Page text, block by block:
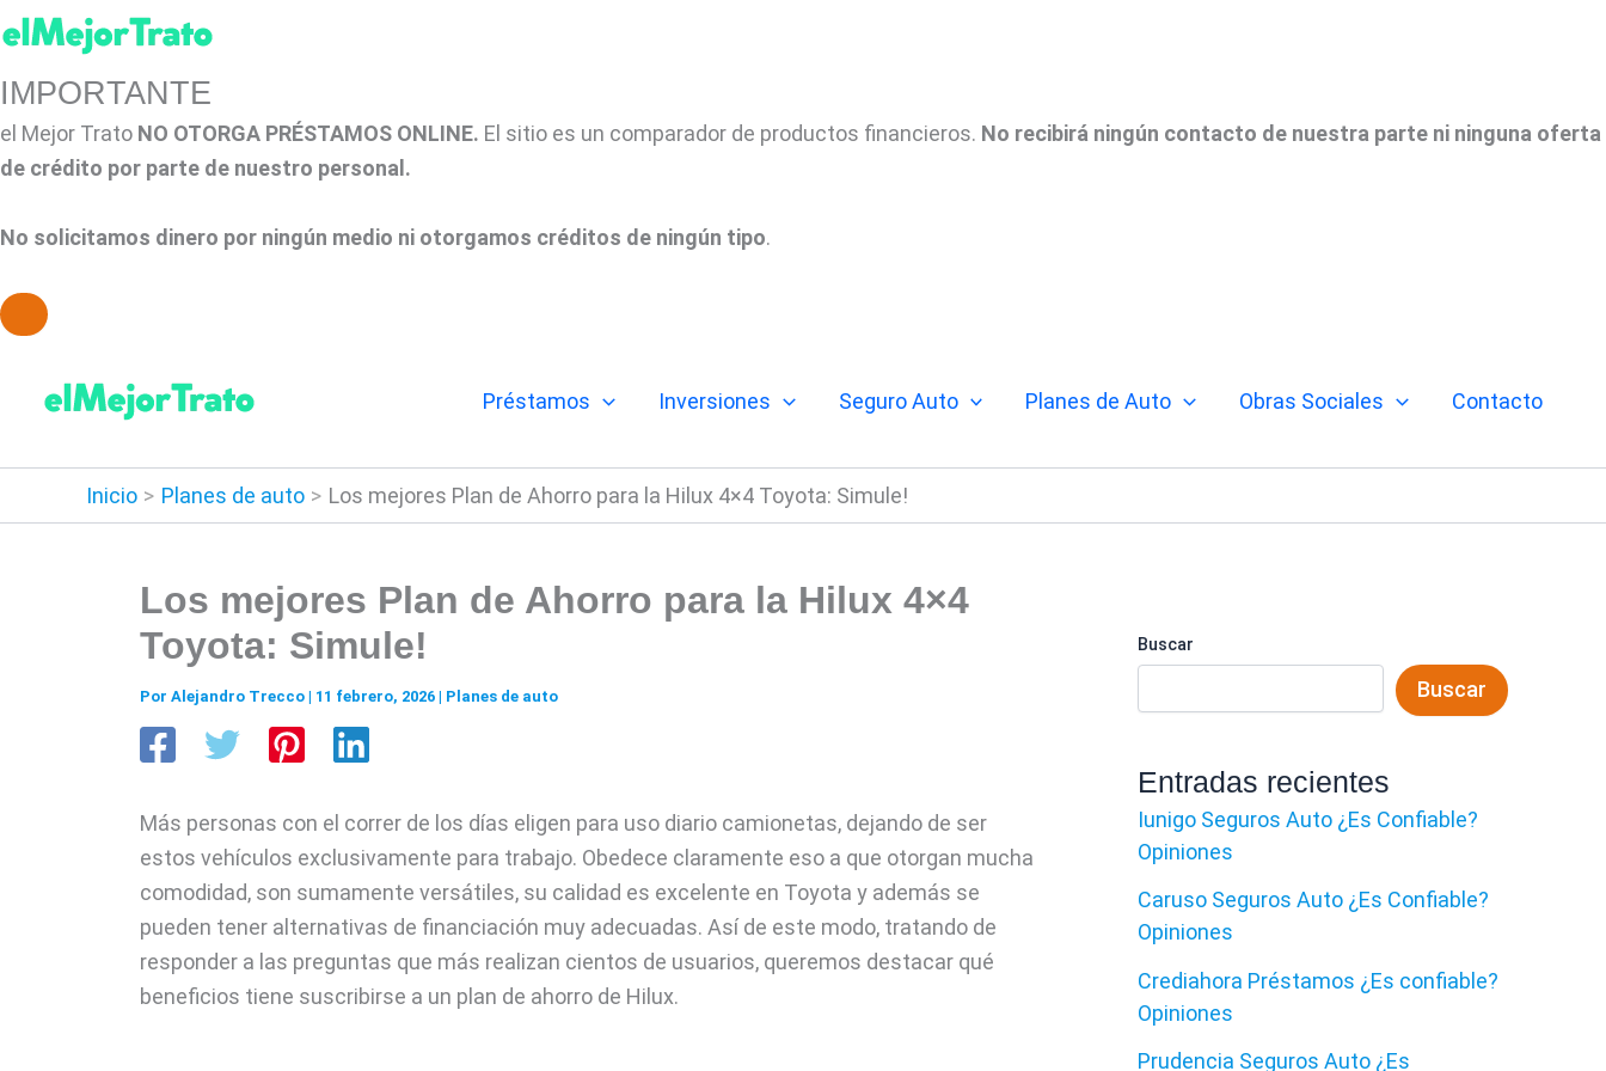
IMPORTANTE
el Mejor Trato NO OTORGA PRÉSTAMOS ONLINE. El sitio es un comparador de productos financieros. No recibirá ningún contacto de nuestra parte ni ninguna oferta
de crédito por parte de nuestro personal.
No solicitamos dinero por ningún medio ni otorgamos créditos de ningún tipo.
contenido
Préstamos Inversiones Seguro Auto Planes de Auto Obras Sociales Contacto
Inicio Planes de auto Los mejores Plan de Ahorro para la Hilux 4×4 Toyota: Simule!
Los mejores Plan de Ahorro para la Hilux 4×4
Toyota: Simule!
Por Alejandro Trecco | 11 febrero, 2026 | Planes de auto
Más personas con el correr de los días eligen para uso diario camionetas, dejando de ser
estos vehículos exclusivamente para trabajo. Obedece claramente eso a que otorgan mucha
comodidad, son sumamente versátiles, su calidad es excelente en Toyota y además se
pueden tener alternativas de financiación muy adecuadas. Así de este modo, tratando de
responder a las preguntas que más realizan cientos de usuarios, queremos destacar qué
beneficios tiene suscribirse a un plan de ahorro de Hilux.
Buscar
Buscar
Entradas recientes
Iunigo Seguros Auto ¿Es Confiable?
Opiniones
Caruso Seguros Auto ¿Es Confiable?
Opiniones
Crediahora Préstamos ¿Es confiable?
Opiniones
Prudencia Seguros Auto ¿Es